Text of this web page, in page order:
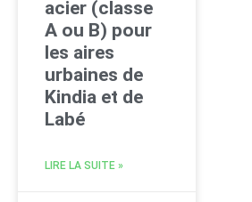
acier (classe
A ou B) pour
les aires
urbaines de
Kindia et de
Labé
LIRE LA SUITE »